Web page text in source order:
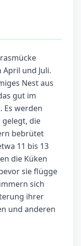
und Juli.
Nest aus
gut im
Es werden
die
bebrütet
11 bis 13
die Küken
sie flügge
sich
ihrer
und anderen